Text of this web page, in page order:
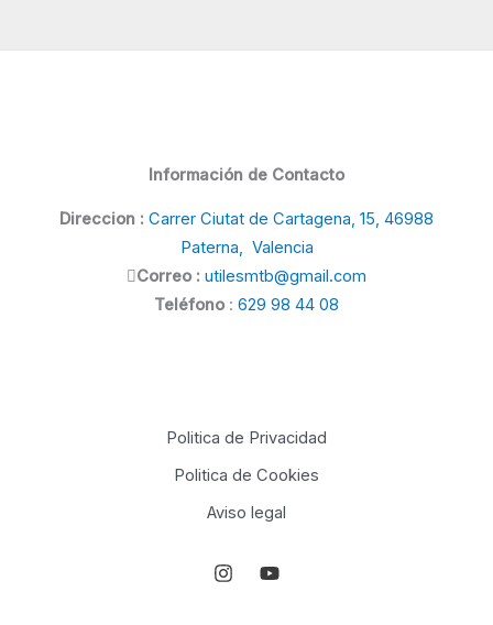
Información de Contacto
Direccion : Carrer Ciutat de Cartagena, 15, 46988
Paterna, Valencia
Correo : utilesmtb@gmail.com
Teléfono : 629 98 44 08
Politica de Privacidad
Politica de Cookies
Aviso legal